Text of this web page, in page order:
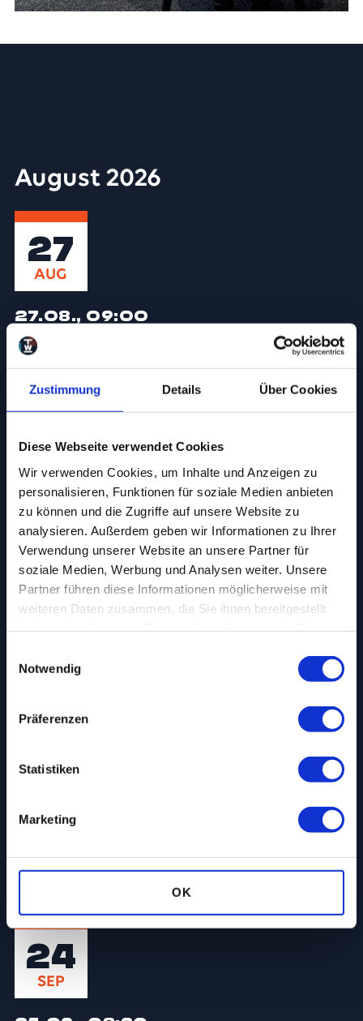
Zustimmung Details Über Cookies
Diese Webseite verwendet Cookies
Wir verwenden Cookies, um Inhalte und Anzeigen zu
personalisieren, Funktionen für soziale Medien anbieten
zu können und die Zugriffe auf unsere Website zu
analysieren. Außerdem geben wir Informationen zu Ihrer
Verwendung unserer Website an unsere Partner für
soziale Medien, Werbung und Analysen weiter. Unsere
Partner führen diese Informationen möglicherweise mit
weiteren Daten zusammen, die Sie ihnen bereitgestellt
Notwendig
Präferenzen
Statistiken
Marketing
OK
August 2026
27
AUG
27.08., 09:00
Qualifizierung als
Weiterbildungs­mentor
3
SEP
03.09., 11:00 - 14:00
Brandschutz­schulung
SEP
03.09., 13:00 - 14:00
10
SEP
10.09., 18:00
Kaminabend im TEMPOWERK
24
SEP